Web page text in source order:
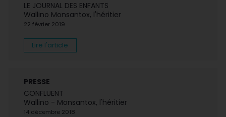
LE JOURNAL DES ENFANTS
Wallino Monsantox, l'héritier
22 février 2019
Lire l'article
PRESSE
CONFLUENT
Wallino - Monsantox, l'héritier
14 décembre 2018